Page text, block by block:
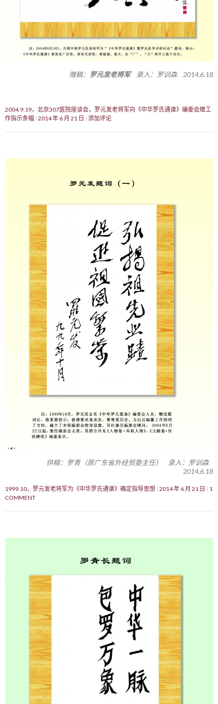
赠稿： 罗元发老将军录入：罗训森 2014.6.18
2004.9.19，北京307医院座谈会，罗元发老将军向《中华罗氏通谱》编委会赠工
作指示条幅 2014 年 6 月 21 日 添加评论
供稿：罗青（原广东省外经贸委主任） 录入：罗训森
2014.6.18
1999.10，罗元发老将军为《中华罗氏通谱》确定指导思想 2014 年 6 月 21 日
1
COMMENT